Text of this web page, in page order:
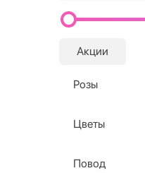
Акции
Розы
Цветы
Повод